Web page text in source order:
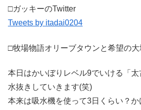
□ガッキーのTwitter
Tweets by itadai0204
□牧場物語オリーブタウンと希望の
本日はかいぼりレベル9でいける「
水抜きしていきます(笑)
本来は吸水機を使って3日くらい？